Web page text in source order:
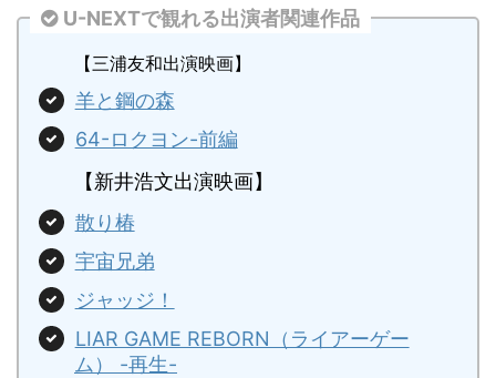
U-NEXTで観れる出演者関連作品
【三浦友和出演映画】
羊と鋼の森
64-ロクヨン-前編
【新井浩文出演映画】
散り椿
宇宙兄弟
ジャッジ！
LIAR GAME REBORN（ライアーゲー
ム） -再生-